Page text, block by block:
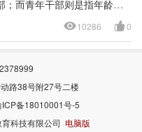
中国特色社会主义事业的精
组成部分。最后，党员教育
党员参与社会实践、社会
。党员教育培训的目的是
的思想道德情操和良好的
更好地履行自己的党员责
中国梦奋斗。
而青年干部则是指年龄在3
干部。2.在推荐过程中，一
胜任更高层次的领导工
际工作表现，而青年干部
10286 0
路38号附27号二楼
ICP备18010001号-5
科技有限公司 电脑版